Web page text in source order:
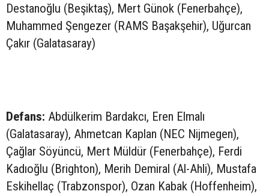
Destanoğlu (Beşiktaş), Mert Günok (Fenerbahçe),
Muhammed Şengezer (RAMS Başakşehir), Uğurcan
Çakır (Galatasaray)
Defans: Abdülkerim Bardakcı, Eren Elmalı
(Galatasaray), Ahmetcan Kaplan (NEC Nijmegen),
Çağlar Söyüncü, Mert Müldür (Fenerbahçe), Ferdi
Kadıoğlu (Brighton), Merih Demiral (Al-Ahli), Mustafa
Eskihellaç (Trabzonspor), Ozan Kabak (Hoffenheim),